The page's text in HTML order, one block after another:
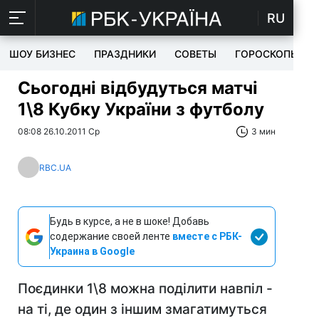
RU
ШОУ БИЗНЕС ПРАЗДНИКИ СОВЕТЫ ГОРОСКОПЫ
Сьогодні відбудуться матчі
1\8 Кубку України з футболу
08:08 26.10.2011 Ср 3 мин
RBC.UA
Будь в курсе, а не в шоке! Добавь
содержание своей ленте вместе с РБК-
Украина в Google
Поєдинки 1\8 можна поділити навпіл -
на ті, де один з іншим змагатимуться